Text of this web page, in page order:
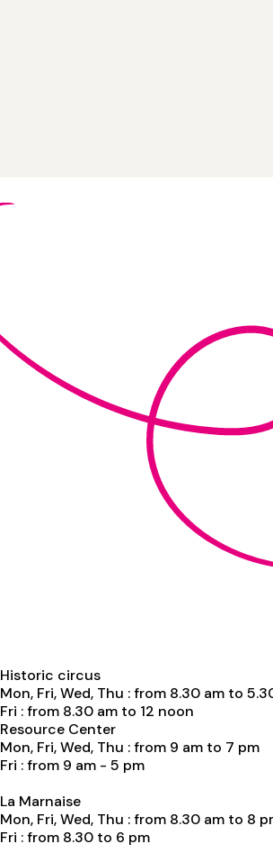
Historic circus
Mon, Fri, Wed, Thu : from 8.30 am to
Fri : from 8.30 am to 12 noon
Resource Center
Mon, Fri, Wed, Thu : from 9 am to 7 pm
Fri : from 9 am - 5 pm
La Marnaise
Mon, Fri, Wed, Thu : from 8.30 am to 8
Fri : from 8.30 to 6 pm